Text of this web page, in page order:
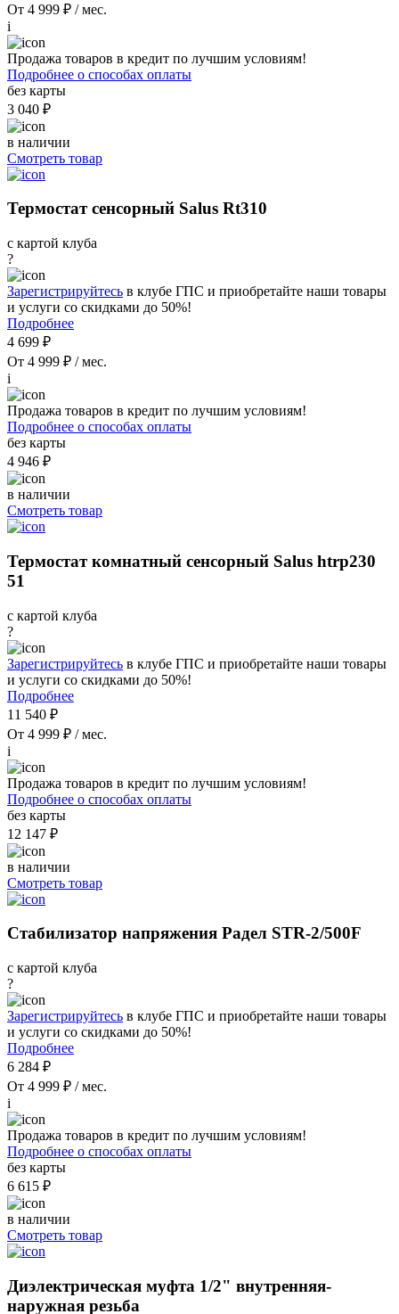
От 4 999 ₽ / мес.
i
Продажа товаров в кредит по лучшим условиям!
Подробнее о способах оплаты
без карты
3 040 ₽
в наличии
Смотреть товар
Термостат сенсорный Salus Rt310
с картой клуба
?
Зарегистрируйтесь в клубе ГПС и приобретайте наши товары
и услуги со скидками до 50%!
Подробнее
4 699 ₽
От 4 999 ₽ / мес.
i
Продажа товаров в кредит по лучшим условиям!
Подробнее о способах оплаты
без карты
4 946 ₽
в наличии
Смотреть товар
Термостат комнатный сенсорный Salus htrp230
51
с картой клуба
?
Зарегистрируйтесь в клубе ГПС и приобретайте наши товары
и услуги со скидками до 50%!
Подробнее
11 540 ₽
От 4 999 ₽ / мес.
i
Продажа товаров в кредит по лучшим условиям!
Подробнее о способах оплаты
без карты
12 147 ₽
в наличии
Смотреть товар
Стабилизатор напряжения Радел STR-2/500F
с картой клуба
?
Зарегистрируйтесь в клубе ГПС и приобретайте наши товары
и услуги со скидками до 50%!
Подробнее
6 284 ₽
От 4 999 ₽ / мес.
i
Продажа товаров в кредит по лучшим условиям!
Подробнее о способах оплаты
без карты
6 615 ₽
в наличии
Смотреть товар
Диэлектрическая муфта 1/2" внутренняя-
наружная резьба